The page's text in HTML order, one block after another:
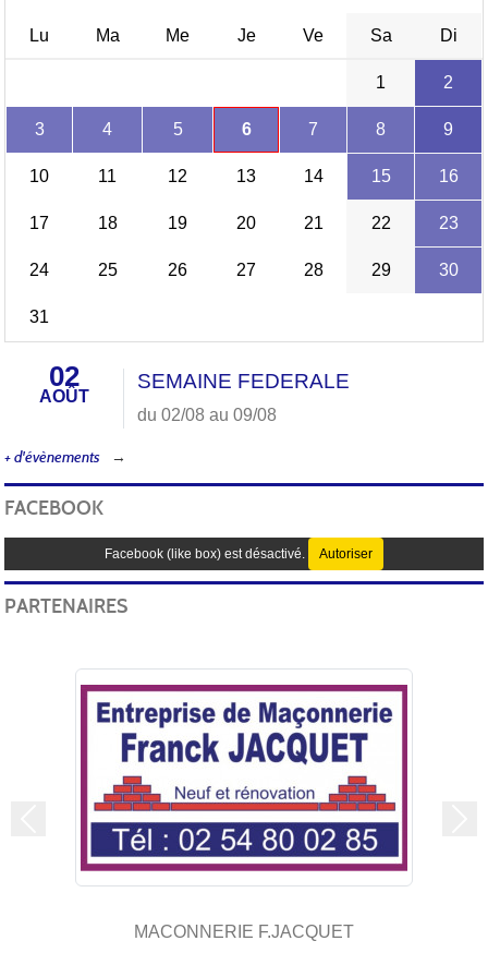
Lu Ma Me Je Ve Sa Di
1 2
3 4 5 6 7 8 9
10 11 12 13 14 15 16
17 18 19 20 21 22 23
24 25 26 27 28 29 30
31
02
AOÛT
SEMAINE FEDERALE
du 02/08 au 09/08
+ d'évènements
FACEBOOK
Facebook (like box) est désactivé. Autoriser
PARTENAIRES
MACONNERIE F.JACQUET